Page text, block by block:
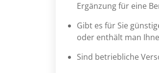
Ergänzung für eine
Gibt es für Sie
oder enthält man
Sind betriebliche